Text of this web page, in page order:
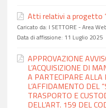
Atti relativi a progetto
Caricato da: I SETTORE - Area
Data di affissione: 11 Luglio 2025
APPROVAZIONE
L’ACQUISIZIONE DI
A PARTECIPARE ALLA
L’AFFIDAMENTO DEL
TRASPORTO E
DELL’ART. 159 DEL